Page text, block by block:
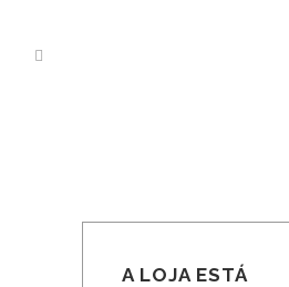
A LOJA ESTÁ